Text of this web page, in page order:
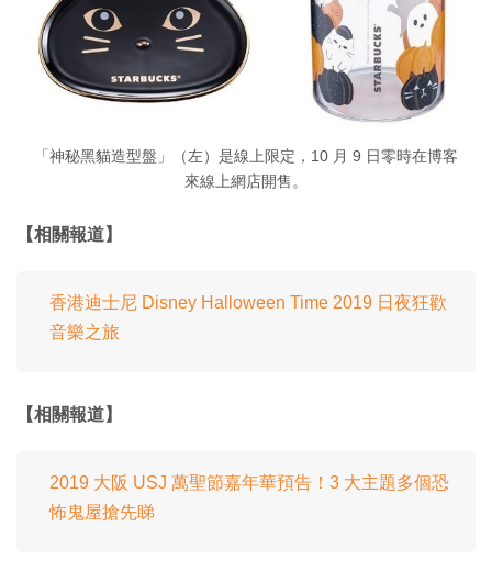
「神秘黑貓造型盤」（左）是線上限定，10 月 9 日零時在博客
來線上網店開售。
【相關報道】
香港迪士尼 Disney Halloween Time 2019 日夜狂歡
音樂之旅
【相關報道】
2019 大阪 USJ 萬聖節嘉年華預告！3 大主題多個恐
怖鬼屋搶先睇